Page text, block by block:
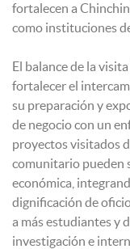
fortalecen a
como instituciones
El balance de la
fortalecer el
su preparación y
de negocio con un
proyectos visitados
comunitario pueden
económica,
dignificación de
a más estudiantes y
investigación e